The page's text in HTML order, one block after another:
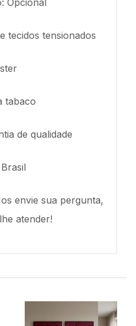
Opcional
tecidos tensionados
tabaco
de qualidade
envie sua pergunta,
atender!